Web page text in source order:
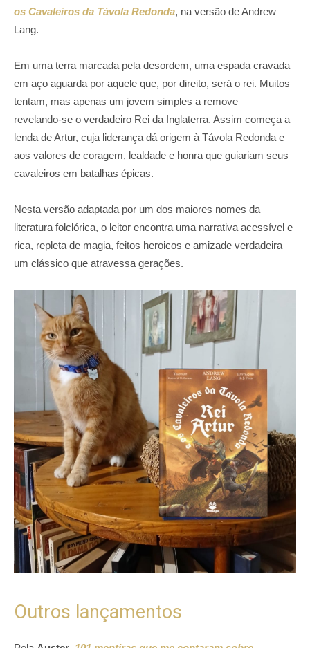
os Cavaleiros da Távola Redonda, na versão de Andrew
Lang.
Em uma terra marcada pela desordem, uma espada cravada
em aço aguarda por aquele que, por direito, será o rei. Muitos
tentam, mas apenas um jovem simples a remove —
revelando-se o verdadeiro Rei da Inglaterra. Assim começa a
lenda de Artur, cuja liderança dá origem à Távola Redonda e
aos valores de coragem, lealdade e honra que guiariam seus
cavaleiros em batalhas épicas.
Nesta versão adaptada por um dos maiores nomes da
literatura folclórica, o leitor encontra uma narrativa acessível e
rica, repleta de magia, feitos heroicos e amizade verdadeira —
um clássico que atravessa gerações.
Outros lançamentos